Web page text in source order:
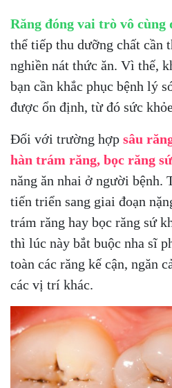
Răng đóng vai trò vô cùng
thể tiếp thu dưỡng chất cần
nghiền nát thức ăn. Vì thế,
bạn cần khắc phục bệnh lý
được ổn định, từ đó sức
Đối với trường hợp sâu
hàn trám răng, bọc răng sứ
năng ăn nhai ở người bệnh.
tiến triển sang giai đoạn
trám răng hay bọc răng sứ
thì lúc này bắt buộc nha sĩ
toàn các răng kế cận, ngăn
các vị trí khác.